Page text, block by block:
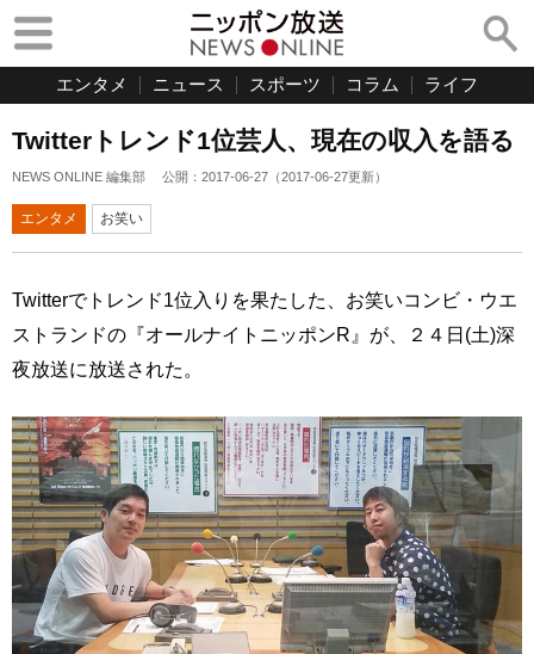
エンタメ ニュース スポーツ コラム ライフ
Twitterトレンド1位芸人、現在の収入を語る
NEWS ONLINE 編集部 公開： 2017-06-27 （2017-06-27更新）
エンタメ お笑い
Twitterでトレンド1位入りを果たした、お笑いコンビ・ウエ
ストランドの『オールナイトニッポンR』が、２４日(土)深
夜放送に放送された。